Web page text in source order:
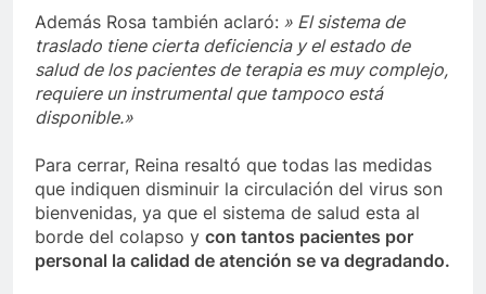
Además Rosa también aclaró: » El sistema de
traslado tiene cierta deficiencia y el estado de
salud de los pacientes de terapia es muy complejo,
requiere un instrumental que tampoco está
disponible.»
Para cerrar, Reina resaltó que todas las medidas
que indiquen disminuir la circulación del virus son
bienvenidas, ya que el sistema de salud esta al
borde del colapso y con tantos pacientes por
personal la calidad de atención se va degradando.